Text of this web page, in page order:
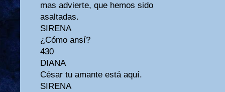
mas advierte, que hemos sido
asaltadas.
SIRENA
¿Cómo ansí?
430
DIANA
César tu amante está aquí.
SIRENA